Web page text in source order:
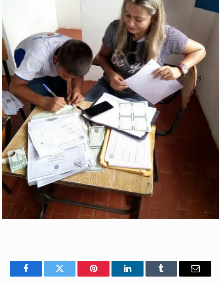
FacebookTwitter Pinterest LinkedInTumblr E-